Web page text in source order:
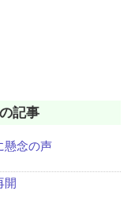
記事
懸念の声
開